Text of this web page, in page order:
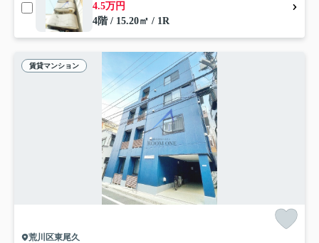
4.5万円
4階 / 15.20㎡ / 1R
賃貸マンション
荒川区東尾久